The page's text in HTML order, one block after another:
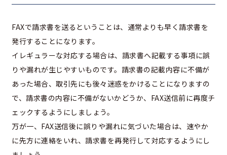
FAXで請求書を送るということは、通常よりも早く請求書を
発行することになります。
イレギュラーな対応する場合は、請求書へ記載する事項に誤
りや漏れが生じやすいものです。請求書の記載内容に不備が
あった場合、取引先にも後々迷惑をかけることになりますの
で、請求書の内容に不備がないかどうか、FAX送信前に再度チ
ェックするようにしましょう。
万が一、FAX送信後に誤りや漏れに気づいた場合は、速やか
に先方に連絡をいれ、請求書を再発行して対応するようにし